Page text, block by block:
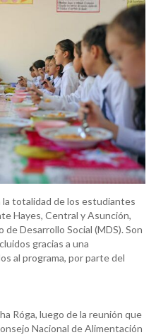
la totalidad de los estudiantes
Hayes, Central y Asunción,
Desarrollo Social (MDS). Son
gracias a una
al programa, por parte del
Róga, luego de la reunión que
Nacional de Alimentación